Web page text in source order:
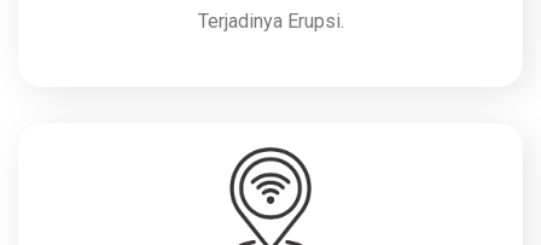
Terjadinya Erupsi.